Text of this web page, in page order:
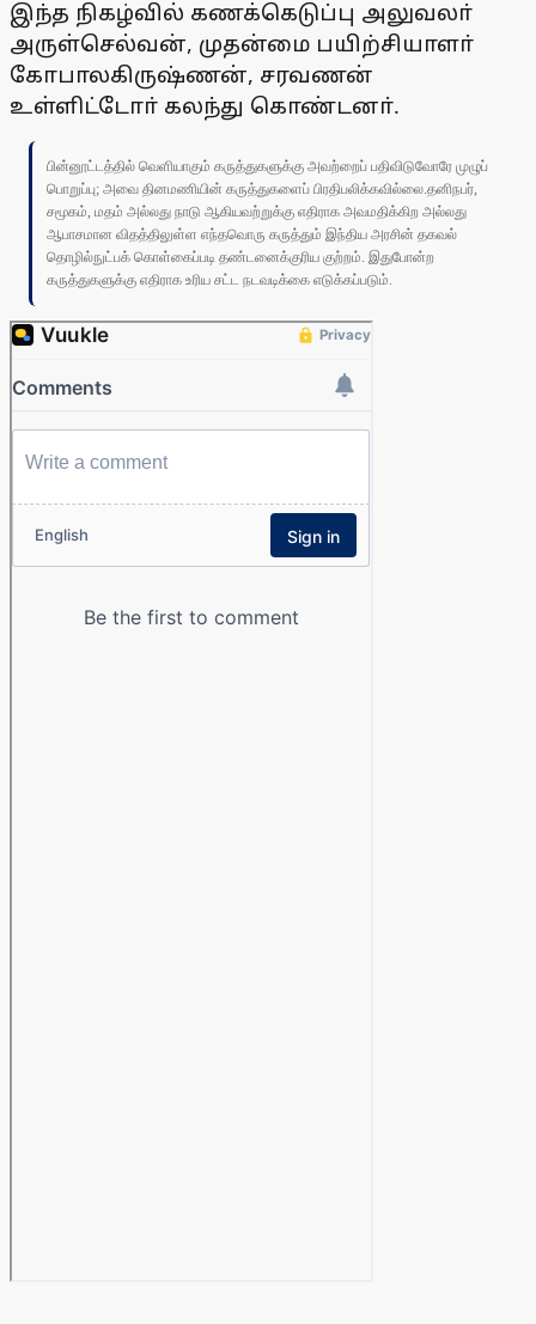
இந்த நிகழ்வில் கணக்கெடுப்பு அலுவலா்
அருள்செல்வன், முதன்மை பயிற்சியாளா்
கோபாலகிருஷ்ணன், சரவணன்
உள்ளிட்டோா் கலந்து கொண்டனா்.
பின்னூட்டத்தில் வெளியாகும் கருத்துகளுக்கு அவற்றைப் பதிவிடுவோரே முழுப்
பொறுப்பு; அவை தினமணியின் கருத்துகளைப் பிரதிபலிக்கவில்லை.தனிநபர்,
சமூகம், மதம் அல்லது நாடு ஆகியவற்றுக்கு எதிராக அவமதிக்கிற அல்லது
ஆபாசமான விதத்திலுள்ள எந்தவொரு கருத்தும் இந்திய அரசின் தகவல்
தொழில்நுட்பக் கொள்கைப்படி தண்டனைக்குரிய குற்றம். இதுபோன்ற
கருத்துகளுக்கு எதிராக உரிய சட்ட நடவடிக்கை எடுக்கப்படும்.